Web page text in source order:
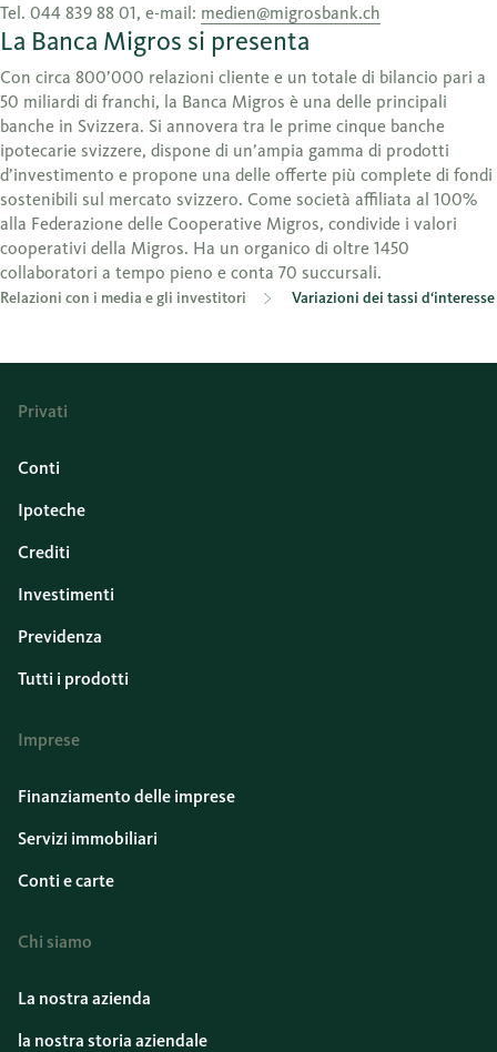
Tel. 044 839 88 01, e-mail: medien@migrosbank.ch
La Banca Migros si presenta
Con circa 800’000 relazioni cliente e un totale di bilancio pari a
50 miliardi di franchi, la Banca Migros è una delle principali
banche in Svizzera. Si annovera tra le prime cinque banche
ipotecarie svizzere, dispone di un’ampia gamma di prodotti
d’investimento e propone una delle offerte più complete di fondi
sostenibili sul mercato svizzero. Come società affiliata al 100%
alla Federazione delle Cooperative Migros, condivide i valori
cooperativi della Migros. Ha un organico di oltre 1450
collaboratori a tempo pieno e conta 70 succursali.
Relazioni con i media e gli investitori Variazioni dei tassi d‘interesse
Privati
Conti
Ipoteche
Crediti
Investimenti
Previdenza
Tutti i prodotti
Imprese
Finanziamento delle imprese
Servizi immobiliari
Conti e carte
Chi siamo
La nostra azienda
la nostra storia aziendale